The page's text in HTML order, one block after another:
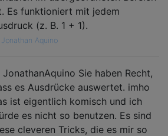
Es funktioniert mit jedem
(z. B. 1 + 1).
Jonathan Aquino
JonathanAquino Sie haben Recht,
es Ausdrücke auswertet. imho
ist eigentlich komisch und ich
es nicht so benutzen. Es sind
cleveren Tricks, die es mir so